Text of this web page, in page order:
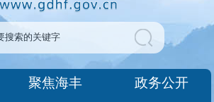
聚焦海丰
政务公开